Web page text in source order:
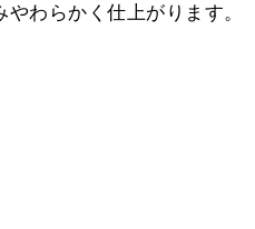
わらかく仕上がります。